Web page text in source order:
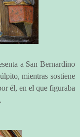
a San Bernardino
mientras sostiene
él, en el que figuraba